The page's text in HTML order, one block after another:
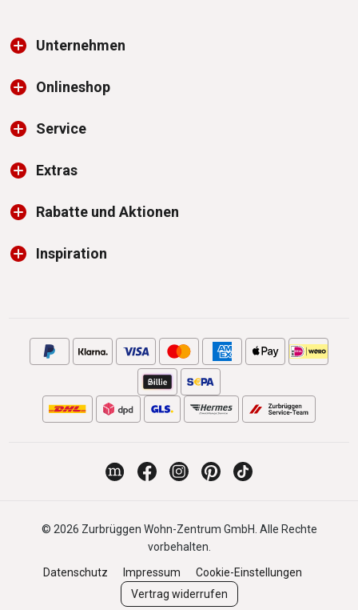
Unternehmen
Onlineshop
Service
Extras
Rabatte und Aktionen
Inspiration
© 2026 Zurbrüggen Wohn-Zentrum GmbH. Alle Rechte
vorbehalten.
Datenschutz
Impressum
Cookie-Einstellungen
Vertrag widerrufen